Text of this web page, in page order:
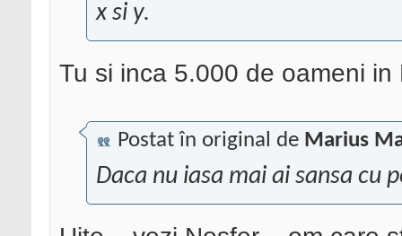
x si y.
Tu si inca 5.000 de oameni in
Postat în original de Marius
Daca nu iasa mai ai sansa cu